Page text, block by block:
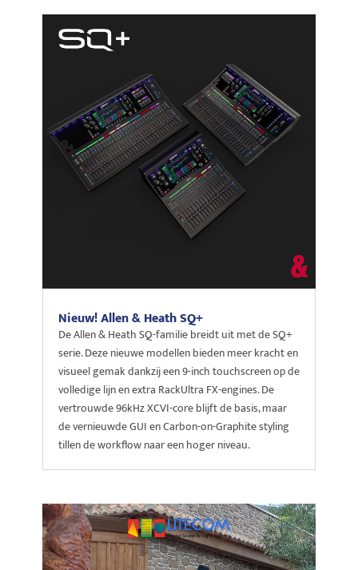
Nieuw! Allen & Heath SQ+
De Allen & Heath SQ-familie breidt uit met de SQ+
serie. Deze nieuwe modellen bieden meer kracht en
visueel gemak dankzij een 9-inch touchscreen op de
volledige lijn en extra RackUltra FX-engines. De
vertrouwde 96kHz XCVI-core blijft de basis, maar
de vernieuwde GUI en Carbon-on-Graphite styling
tillen de workflow naar een hoger niveau.